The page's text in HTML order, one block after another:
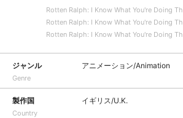
Rotten Ralph: I Know What You're Doing
Rotten Ralph: I Know What You're Doing
Rotten Ralph: I Know What You're Doing
ジャンル
Genre
アニメーション/Animation
製作国
Country
イギリス/U.K.